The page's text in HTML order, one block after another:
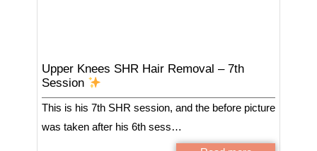
Upper Knees SHR Hair Removal – 7th
Session
This is his 7th SHR session, and the before picture
was taken after his 6th sess…